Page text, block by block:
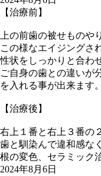
【治療前】
上の前歯の被せものや
この様なエイジングさ
性状をしっかりと合わ
ご自身の歯との違いが
を入れる事が出来ます。
【治療後】
右上１番と右上３番の
歯と馴染んで違和感な
根の変色、セラミック
2024年8月6日